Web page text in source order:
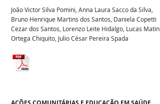
João Victor Silva Pomini, Anna Laura Sacco da Silva,
Bruno Henrique Martins dos Santos, Daniela Copetti
Cezar dos Santos, Lorenzo Leite Hidalgo, Lucas Matins
Ortega Chiquito, Julio César Pereira Spada